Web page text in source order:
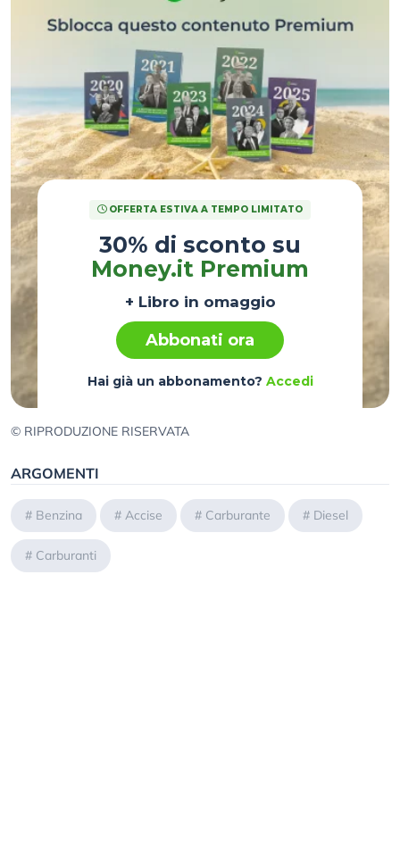
OFFERTA ESTIVA A TEMPO LIMITATO
30% di sconto su
Money.it Premium
+ Libro in omaggio
Abbonati ora
Hai già un abbonamento? Accedi
© RIPRODUZIONE RISERVATA
ARGOMENTI
# Benzina # Accise # Carburante # Diesel
# Carburanti